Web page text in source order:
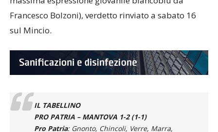
Francesco Bolzoni), verdetto rinviato a sabato 16
sul Mincio.
PRO PATRIA – MANTOVA 1-2 (1-1)
Pro Patria: Gnonto, Chincoli, Verre, Marra,